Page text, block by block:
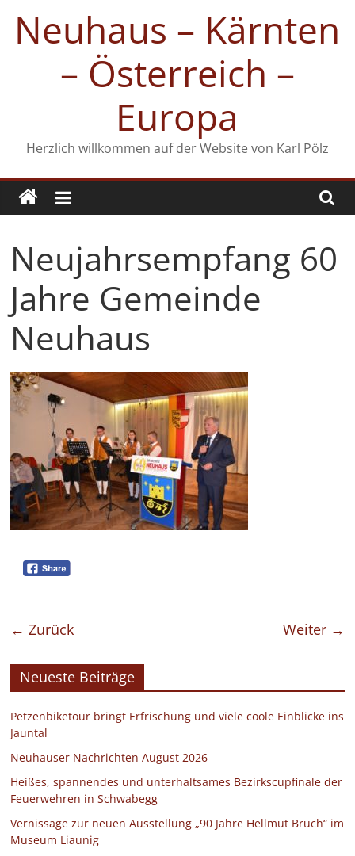
Inhalt
springen
Neuhaus – Kärnten
– Österreich –
Europa
Herzlich willkommen auf der Website von Karl Pölz
Neujahrsempfang 60
Jahre Gemeinde
Neuhaus
← Zurück Weiter →
Neueste Beiträge
Petzenbiketour bringt Erfrischung und viele coole Einblicke ins
Jauntal
Neuhauser Nachrichten August 2026
Heißes, spannendes und unterhaltsames Bezirkscupfinale der
Feuerwehren in Schwabegg
Vernissage zur neuen Ausstellung „90 Jahre Hellmut Bruch“ im
Museum Liaunig